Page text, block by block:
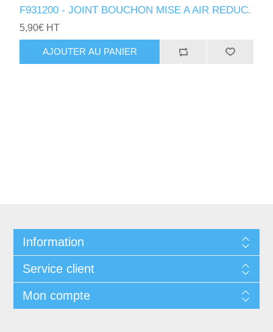
F931200 - JOINT BOUCHON MISE A AIR REDUC.
5,90€ HT
AJOUTER AU PANIER
Information
Service client
Mon compte